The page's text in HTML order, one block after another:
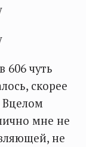
606 чуть
скорее
Вцелом
мне не
не